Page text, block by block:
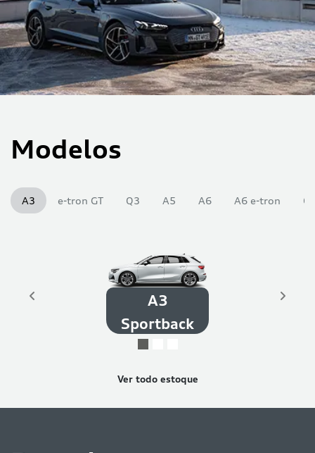
Modelos
A3 e-tron GT Q3 A5 A6 A6 e-tron
Sportback
Ver todo estoque